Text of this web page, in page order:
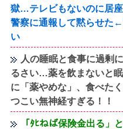
獄…テレビもないのに居
警察に通報して黙らせた
い
人の睡眠と食事に過剰
るさい…薬を飲まないと
に「薬やめな」、食べた
つこい無神経すぎる！！
「ﾀﾋねば保険金出る」